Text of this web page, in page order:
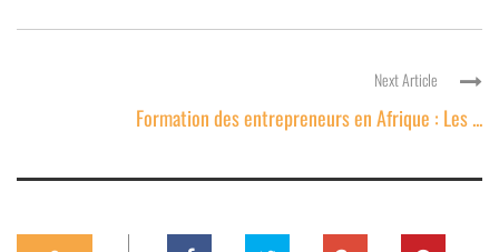
Next Article
Formation des entrepreneurs en Afrique : Les ...